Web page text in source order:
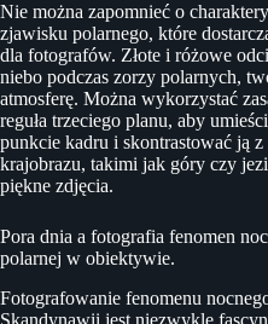
Nie można zapomnieć o
zjawisku polarnego, które
dla fotografów. Złote i różowe
niebo podczas zorzy polarnych,
atmosferę. Można wykorzystać
reguła trzeciego planu, aby
punkcie kadru i skontrastować ją
krajobrazu, takimi jak góry czy
piękne zdjęcia.
Pora dnia a fotografia fenomen
polarnej w obiektywie.
Fotografowanie fenomenu